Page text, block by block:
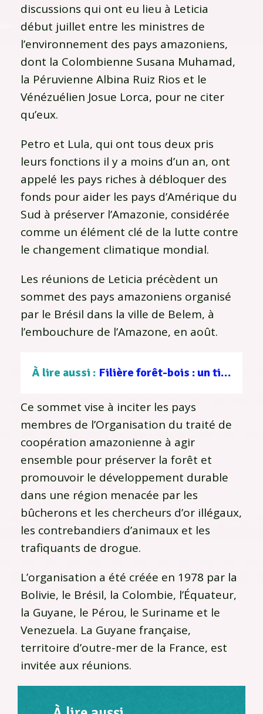
discussions qui ont eu lieu à Leticia
début juillet entre les ministres de
l’environnement des pays amazoniens,
dont la Colombienne Susana Muhamad,
la Péruvienne Albina Ruiz Rios et le
Vénézuélien Josue Lorca, pour ne citer
qu’eux.
Petro et Lula, qui ont tous deux pris
leurs fonctions il y a moins d’un an, ont
appelé les pays riches à débloquer des
fonds pour aider les pays d’Amérique du
Sud à préserver l’Amazonie, considérée
comme un élément clé de la lutte contre
le changement climatique mondial.
Les réunions de Leticia précèdent un
sommet des pays amazoniens organisé
par le Brésil dans la ville de Belem, à
l’embouchure de l’Amazone, en août.
À lire aussi : Filière forêt-bois : un tissu d’entreprises au service d’une gestion durable
Ce sommet vise à inciter les pays
membres de l’Organisation du traité de
coopération amazonienne à agir
ensemble pour préserver la forêt et
promouvoir le développement durable
dans une région menacée par les
bûcherons et les chercheurs d’or illégaux,
les contrebandiers d’animaux et les
trafiquants de drogue.
L’organisation a été créée en 1978 par la
Bolivie, le Brésil, la Colombie, l’Équateur,
la Guyane, le Pérou, le Suriname et le
Venezuela. La Guyane française,
territoire d’outre-mer de la France, est
invitée aux réunions.